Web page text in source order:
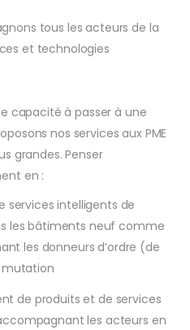
tous les acteurs de la
et technologies
capacité à passer à une
nos services aux PME
grandes. Penser
en :
services intelligents de
les bâtiments neuf comme
les donneurs d’ordre (de
mutation
de produits et de services
les acteurs en